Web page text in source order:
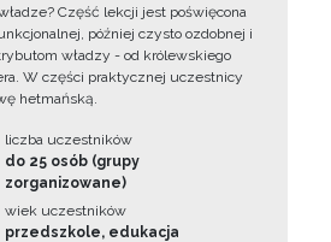
Część lekcji jest poświęcona
później czysto ozdobnej i
władzy - od królewskiego
W części praktycznej uczestnicy
hetmańską.
liczba uczestników
do 25 osób (grupy
zorganizowane)
wiek uczestników
przedszkole, edukacja